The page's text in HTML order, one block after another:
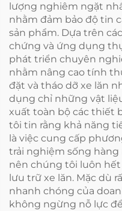
lượng nghiêm ngặt
nhằm đảm bảo độ tin
sản phẩm. Dựa trên
chứng và ứng dụng
phát triển chuyên
nhằm nâng cao tính
đặt và tháo dỡ xe lăn
dụng chỉ những vật
xuất toàn bộ các thiết
tôi tin rằng khả năng
là việc cung cấp
trải nghiệm sống
nên chúng tôi luôn
lưu trữ xe lăn. Mặc dù
nhanh chóng của
không ngừng nỗ lực